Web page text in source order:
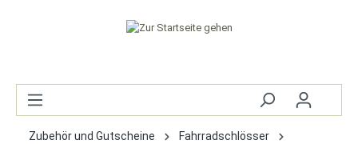
Zubehör und Gutscheine
Fahrradschlösser